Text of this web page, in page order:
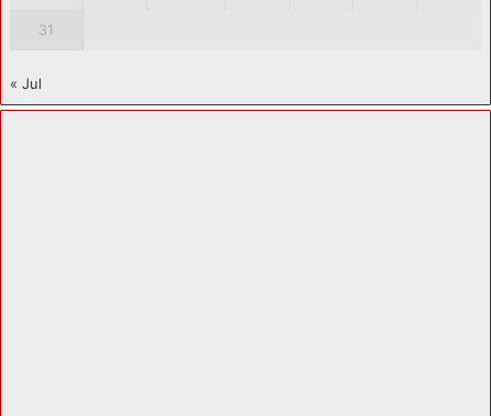
31
« Jul